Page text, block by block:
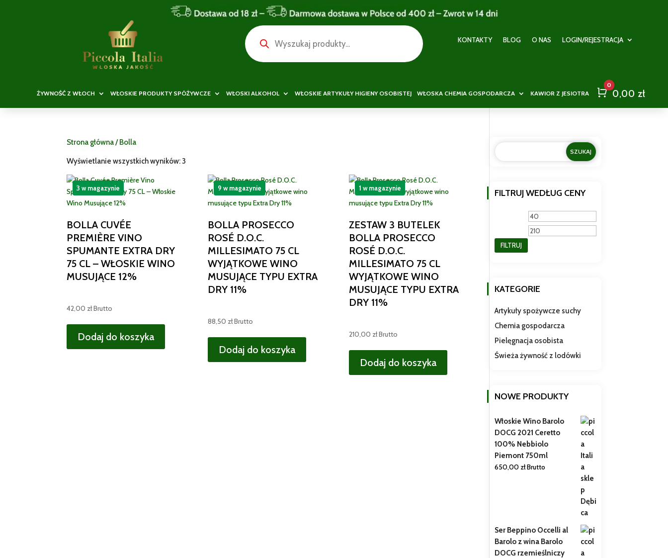
Wyszukiwarka
produktów KONTAKTY BLOG O NAS LOGIN/REJESTRACJA
ŻYWNOŚĆ Z WŁOCH WŁOSKIE PRODUKTY SPÓŻYWCZE WŁOSKI ALKOHOL WŁOSKIE ARTYKUŁY HIGIENY OSOBISTEJ WŁOSKA CHEMIA GOSPODARCZA KAWIOR Z JESIOTRA Cart
0
0,00 zł
Strona główna/ Bolla
Wyświetlanie wszystkich wyników: 3
BOLLA CUVÉE
PREMIÈRE VINO
SPUMANTE EXTRA DRY
75 CL – WŁOSKIE WINO
MUSUJĄCE 12%
42,00 złBrutto
Dodaj do koszyka
3 w magazynie
BOLLA PROSECCO
ROSÉ D.O.C.
MILLESIMATO 75 CL
WYJĄTKOWE WINO
MUSUJĄCE TYPU EXTRA
DRY 11%
88,50 złBrutto
Dodaj do koszyka
9 w magazynie
ZESTAW 3 BUTELEK
BOLLA PROSECCO
ROSÉ D.O.C.
MILLESIMATO 75 CL
WYJĄTKOWE WINO
MUSUJĄCE TYPU EXTRA
DRY 11%
210,00 złBrutto
Dodaj do koszyka
1 w magazynie FILTRUJ WEDŁUG CENY
Cena
min
FILTRUJ
KATEGORIE
Artykuły spożywcze suchy
Chemia gospodarcza
Pielęgnacja osobista
Świeża żywność z lodówki
NOWE PRODUKTY
Włoskie Wino Barolo
DOCG 2021 Ceretto
100% Nebbiolo
Piemont 750ml
650,00 złBrutto
Ser Beppino Occelli al
Barolo z wina Barolo
DOCG rzemieślniczy